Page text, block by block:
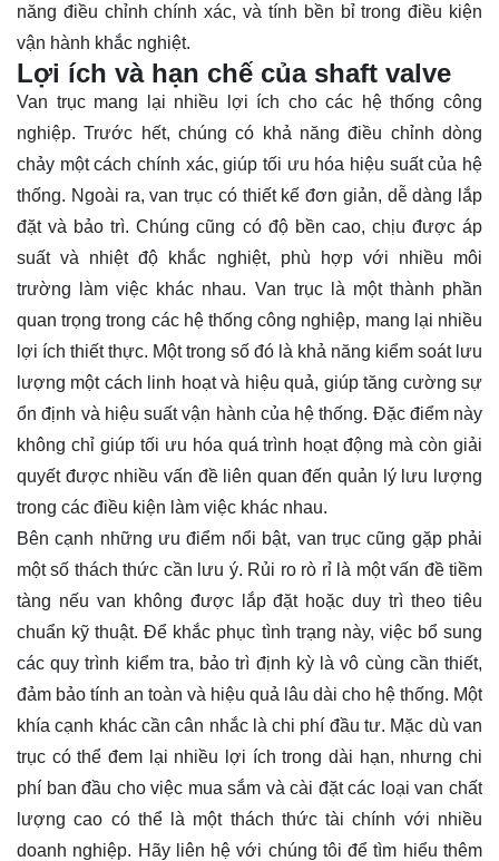
năng điều chỉnh chính xác, và tính bền bỉ trong điều kiện
vận hành khắc nghiệt.
Lợi ích và hạn chế của shaft valve
Van trục mang lại nhiều lợi ích cho các hệ thống công
nghiệp. Trước hết, chúng có khả năng điều chỉnh dòng
chảy một cách chính xác, giúp tối ưu hóa hiệu suất của hệ
thống. Ngoài ra, van trục có thiết kế đơn giản, dễ dàng lắp
đặt và bảo trì. Chúng cũng có độ bền cao, chịu được áp
suất và nhiệt độ khắc nghiệt, phù hợp với nhiều môi
trường làm việc khác nhau. Van trục là một thành phần
quan trọng trong các hệ thống công nghiệp, mang lại nhiều
lợi ích thiết thực. Một trong số đó là khả năng kiểm soát lưu
lượng một cách linh hoạt và hiệu quả, giúp tăng cường sự
ổn định và hiệu suất vận hành của hệ thống. Đặc điểm này
không chỉ giúp tối ưu hóa quá trình hoạt động mà còn giải
quyết được nhiều vấn đề liên quan đến quản lý lưu lượng
trong các điều kiện làm việc khác nhau.
Bên cạnh những ưu điểm nổi bật, van trục cũng gặp phải
một số thách thức cần lưu ý. Rủi ro rò rỉ là một vấn đề tiềm
tàng nếu van không được lắp đặt hoặc duy trì theo tiêu
chuẩn kỹ thuật. Để khắc phục tình trạng này, việc bổ sung
các quy trình kiểm tra, bảo trì định kỳ là vô cùng cần thiết,
đảm bảo tính an toàn và hiệu quả lâu dài cho hệ thống. Một
khía cạnh khác cần cân nhắc là chi phí đầu tư. Mặc dù van
trục có thể đem lại nhiều lợi ích trong dài hạn, nhưng chi
phí ban đầu cho việc mua sắm và cài đặt các loại van chất
lượng cao có thể là một thách thức tài chính với nhiều
doanh nghiệp. Hãy liên hệ với chúng tôi để tìm hiểu thêm